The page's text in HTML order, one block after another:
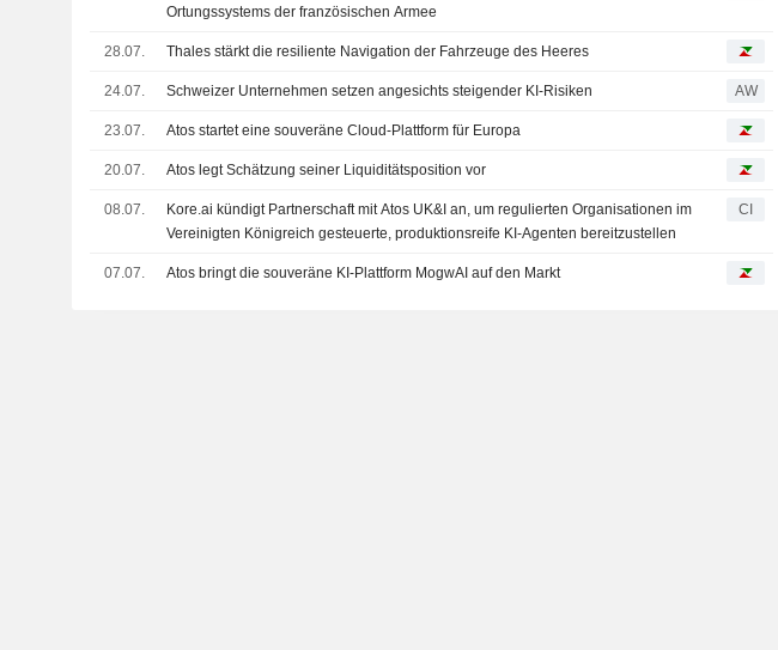
Ortungssystems der französischen Armee
28.07. Thales stärkt die resiliente Navigation der Fahrzeuge des Heeres
24.07. Schweizer Unternehmen setzen angesichts steigender KI-Risiken AW
23.07. Atos startet eine souveräne Cloud-Plattform für Europa
20.07. Atos legt Schätzung seiner Liquiditätsposition vor
08.07.
Kore.ai kündigt Partnerschaft mit Atos UK&I an, um regulierten Organisationen im
Vereinigten Königreich gesteuerte, produktionsreife KI-Agenten bereitzustellen
CI
07.07. Atos bringt die souveräne KI-Plattform MogwAI auf den Markt